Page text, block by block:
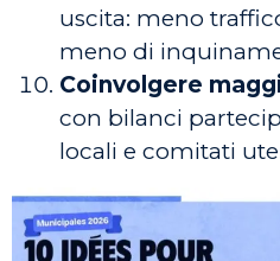
uscita: meno
meno di
Coinvolgere
con bilanci
locali e comitati